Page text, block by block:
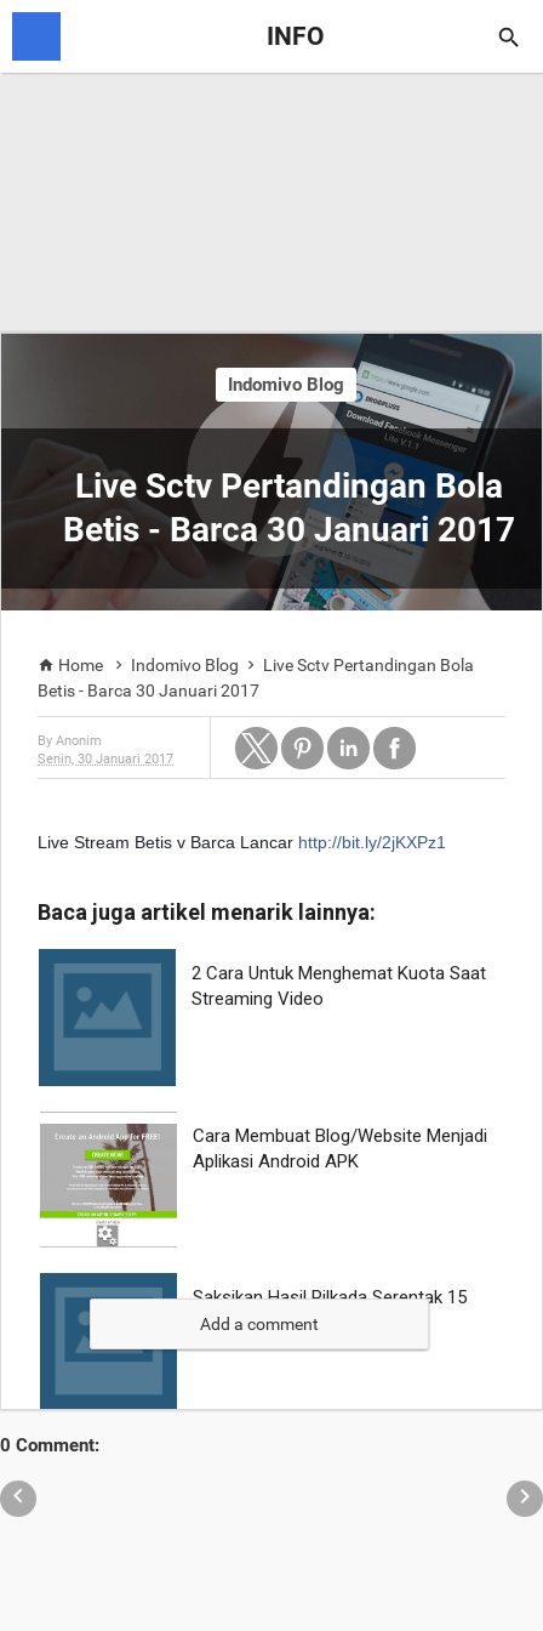
INFO 
Live Sctv Pertandingan Bola
Betis - Barca 30 Januari 2017
Indomivo Blog
 Home  Indomivo Blog 
Live Sctv Pertandingan Bola
Betis - Barca 30 Januari 2017
By Anonim
Senin, 30 Januari 2017
Live Stream Betis v Barca Lancar http://bit.ly/2jKXPz1
Add a comment
0 Comment:
 